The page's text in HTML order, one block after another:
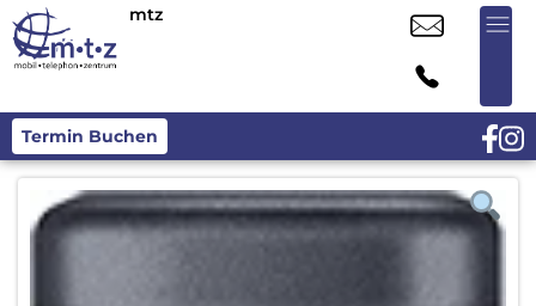
mtz
Termin Buchen